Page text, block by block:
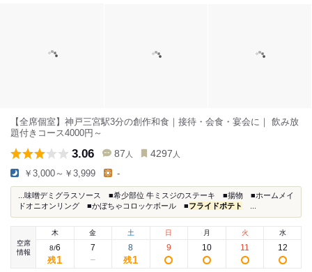
【全席個室】神戸三宮駅3分の創作和食｜接待・会食・宴会に｜ 飲み放
題付きコース4000円～
3.06 87 人 4297 人
￥3,000～￥3,999 -
...味噌デミグラスソース ■希少部位 牛ミスジのステーキ ■揚物 ■ホームメイ
ドオニオンリング ■かぼちゃコロッケボール ■フライドポテト
空席
情報
木
8/6
残1
金
7
土
8
残1
日
9
月
10
火
11
水
12